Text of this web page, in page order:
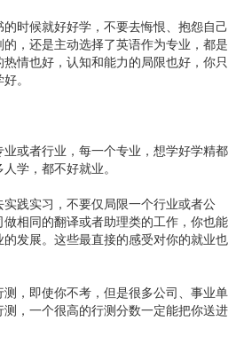
时候就好好学，不要去悔恨、抱怨自己
，还是主动选择了英语作为专业，都是
情也好，认知和能力的局限也好，你只
。
或者行业，每一个专业，想学好学精都
学，都不好就业。
践实习，不要仅局限一个行业或者公
相同的翻译或者助理类的工作，你也能
发展。这些最直接的感受对你的就业也
，即使你不考，但是很多公司、事业单
，一个很高的行测分数一定能把你送进